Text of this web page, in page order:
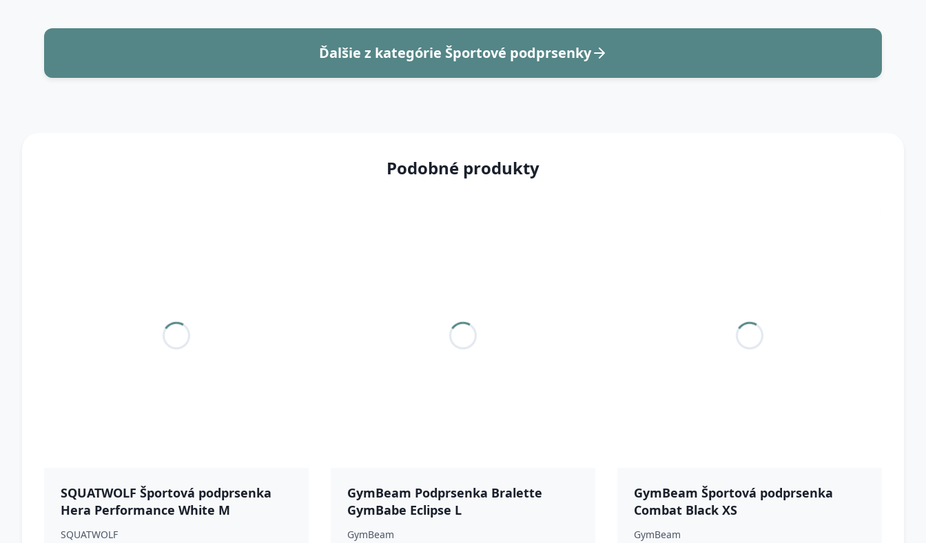
Ďalšie z kategórie Športové podprsenky
Podobné produkty
SQUATWOLF Športová podprsenka
Hera Performance White M
SQUATWOLF
GymBeam Podprsenka Bralette
GymBabe Eclipse L
GymBeam
GymBeam Športová podprsenka
Combat Black XS
GymBeam